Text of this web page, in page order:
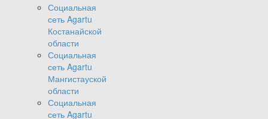
Социальная
сеть Agartu
Костанайской
области
Социальная
сеть Agartu
Мангистауской
области
Социальная
сеть Agartu